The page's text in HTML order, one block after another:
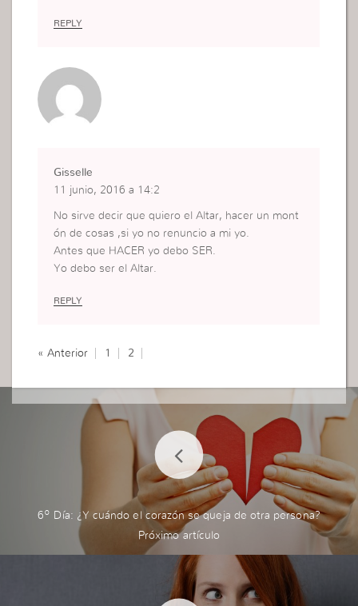
REPLY
Gisselle
11 junio, 2016 a 14:2
No sirve decir que quiero el Altar, hacer un mont
ón de cosas ,si yo no renuncio a mi yo.
Antes que HACER yo debo SER.
Yo debo ser el Altar.
REPLY
« Anterior 1 2
6º Día: ¿Y cuándo el corazón se queja de otra persona?